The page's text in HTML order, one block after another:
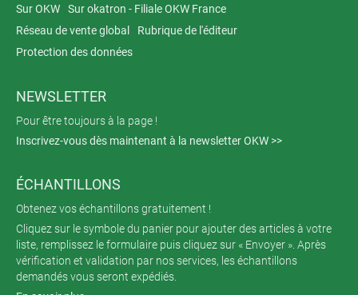
Sur OKW
Sur okatron - Filiale OKW France
Réseau de vente global
Rubrique de l'éditeur
Protection des données
NEWSLETTER
Pour être toujours à la page !
Inscrivez-vous dès maintenant à la newsletter OKW >>
ÉCHANTILLONS
Obtenez vos échantillons gratuitement !
Cliquez sur le symbole du panier pour ajouter des articles à votre
liste, remplissez le formulaire puis cliquez sur « Envoyer ». Après
vérification et validation par nos services, les échantillons
demandés vous seront expédiés.